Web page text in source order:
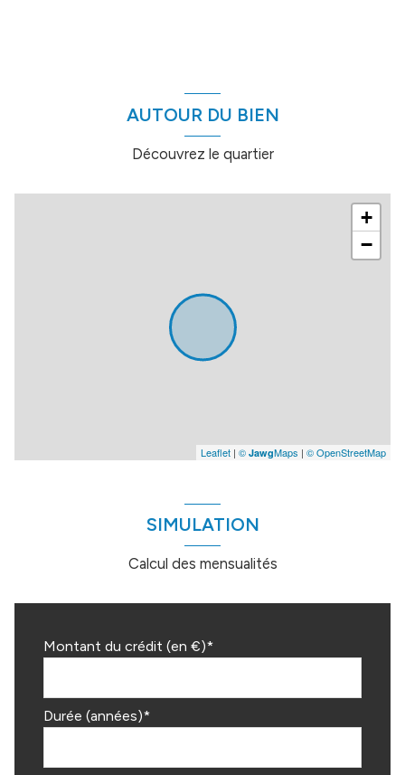
AUTOUR DU BIEN
Découvrez le quartier
+
−
Leaflet | © JawgMaps | © OpenStreetMap
SIMULATION
Calcul des mensualités
Montant du crédit (en €)*
Durée (années)*